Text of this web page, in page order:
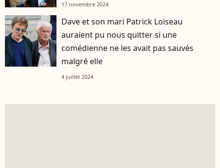
17 novembre 2024
Dave et son mari Patrick Loiseau
auraient pu nous quitter si une
comédienne ne les avait pas sauvés
malgré elle
4 juillet 2024